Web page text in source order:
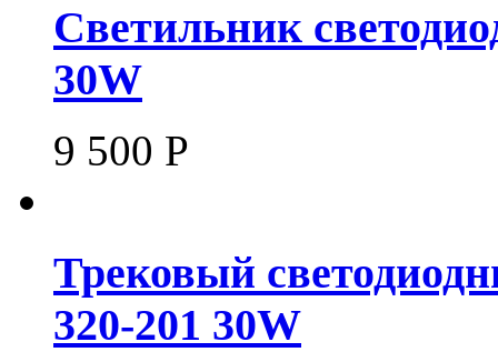
Светильник
30W
9 500 Р
Трековый
320-201 30W